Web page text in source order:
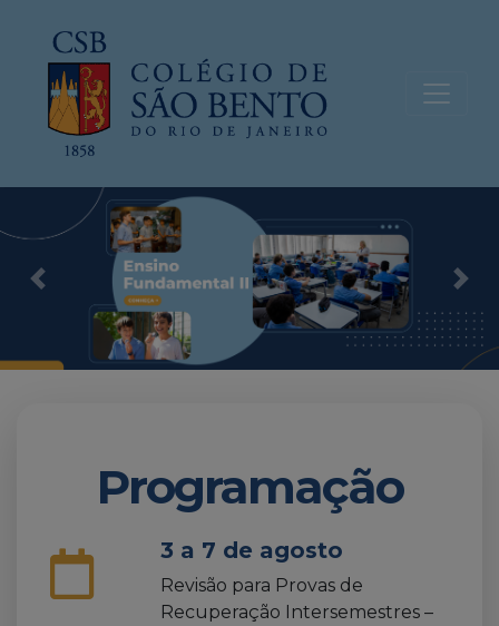
Previous
Programação
3 a 7 de agosto
Revisão para Provas de
Recuperação Intersemestres –